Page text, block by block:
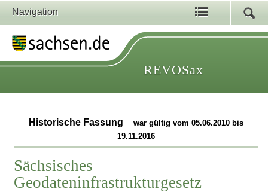
Navigation
REVOSax
Historische Fassung
war gültig vom 05.06.2010 bis
19.11.2016
Sächsisches
Geodateninfrastrukturgesetz